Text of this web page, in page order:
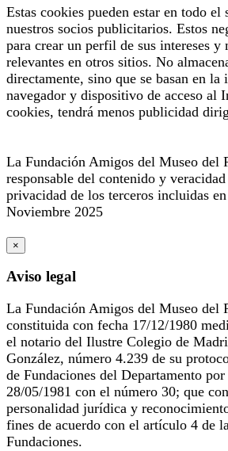
Estas cookies pueden estar en todo
nuestros socios publicitarios. Estos
para crear un perfil de sus intereses y
relevantes en otros sitios. No
directamente, sino que se basan en
navegador y dispositivo de acceso al
cookies, tendrá menos publicidad
La Fundación Amigos del Museo del
responsable del contenido y
privacidad de los terceros incluidas
Noviembre 2025
×
Aviso legal
La Fundación Amigos del Museo del
constituida con fecha 17/12/1980
el notario del Ilustre Colegio de
González, número 4.239 de su
de Fundaciones del Departamento
28/05/1981 con el número 30; que
personalidad jurídica y
fines de acuerdo con el artículo 4 de
Fundaciones.